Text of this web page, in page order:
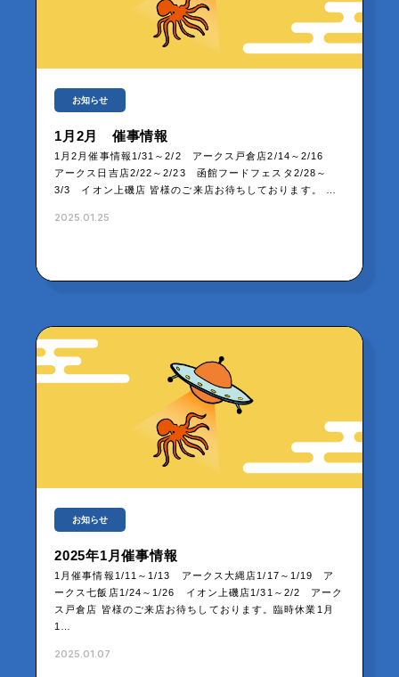
お知らせ
1月2月 催事情報
1月2月催事情報1/31～2/2 アークス戸倉店2/14～2/16
アークス日吉店2/22～2/23 函館フードフェスタ2/28～
3/3 イオン上磯店 皆様のご来店お待ちしております。 …
2025.01.25
お知らせ
2025年1月催事情報
1月催事情報1/11～1/13 アークス大縄店1/17～1/19 ア
ークス七飯店1/24～1/26 イオン上磯店1/31～2/2 アーク
ス戸倉店 皆様のご来店お待ちしております。臨時休業1月
1…
2025.01.07